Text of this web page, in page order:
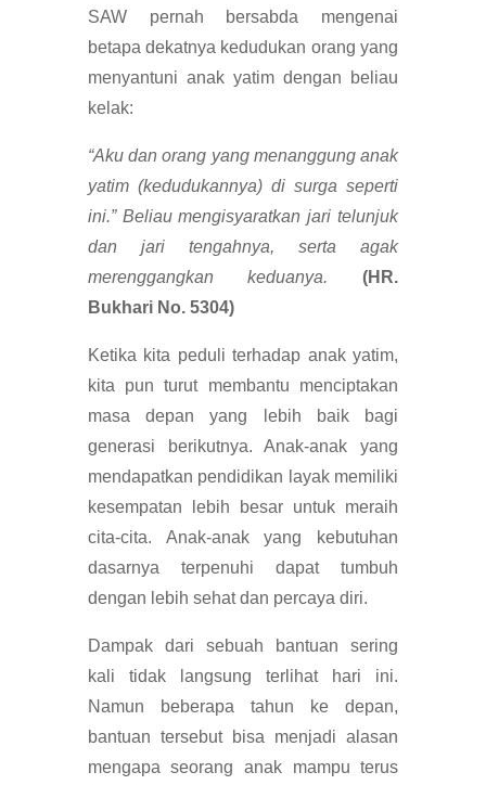
SAW pernah bersabda mengenai
betapa dekatnya kedudukan orang yang
menyantuni anak yatim dengan beliau
kelak:
“Aku dan orang yang menanggung anak
yatim (kedudukannya) di surga seperti
ini.” Beliau mengisyaratkan jari telunjuk
dan jari tengahnya, serta agak
merenggangkan keduanya.
(HR.
Bukhari No. 5304)
Ketika kita peduli terhadap anak yatim,
kita pun turut membantu menciptakan
masa depan yang lebih baik bagi
generasi berikutnya. Anak-anak yang
mendapatkan pendidikan layak memiliki
kesempatan lebih besar untuk meraih
cita-cita. Anak-anak yang kebutuhan
dasarnya terpenuhi dapat tumbuh
dengan lebih sehat dan percaya diri.
Dampak dari sebuah bantuan sering
kali tidak langsung terlihat hari ini.
Namun beberapa tahun ke depan,
bantuan tersebut bisa menjadi alasan
mengapa seorang anak mampu terus